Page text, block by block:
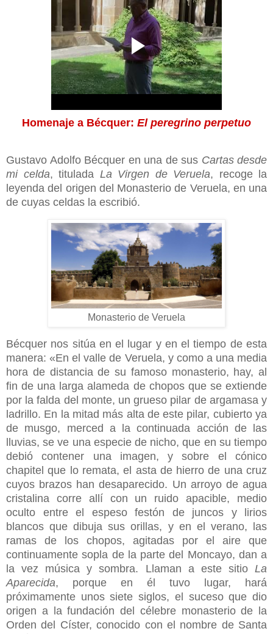
Homenaje a Bécquer: El peregrino perpetuo
Gustavo Adolfo Bécquer en una de sus Cartas desde
mi celda, titulada La Virgen de Veruela, recoge la
leyenda del origen del Monasterio de Veruela, en una
de cuyas celdas la escribió.
Monasterio de Veruela
Bécquer nos sitúa en el lugar y en el tiempo de esta
manera:«En el valle de Veruela, y como a una media
hora de distancia de su famoso monasterio, hay, al
fin de una larga alameda de chopos que se extiende
por la falda del monte, un grueso pilar de argamasa y
ladrillo. En la mitad más alta de este pilar, cubierto ya
de musgo, merced a la continuada acción de las
lluvias, se ve una especie de nicho, que en su tiempo
debió contener una imagen, y sobre el cónico
chapitel que lo remata, el asta de hierro de una cruz
cuyos brazos han desaparecido. Un arroyo de agua
cristalina corre allí con un ruido apacible, medio
oculto entre el espeso festón de juncos y lirios
blancos que dibuja sus orillas, y en el verano, las
ramas de los chopos, agitadas por el aire que
continuamente sopla de la parte del Moncayo, dan a
la vez música y sombra. Llaman a este sitio La
Aparecida, porque en él tuvo lugar, hará
próximamente unos siete siglos, el suceso que dio
origen a la fundación del célebre monasterio de la
Orden del Císter, conocido con el nombre de Santa